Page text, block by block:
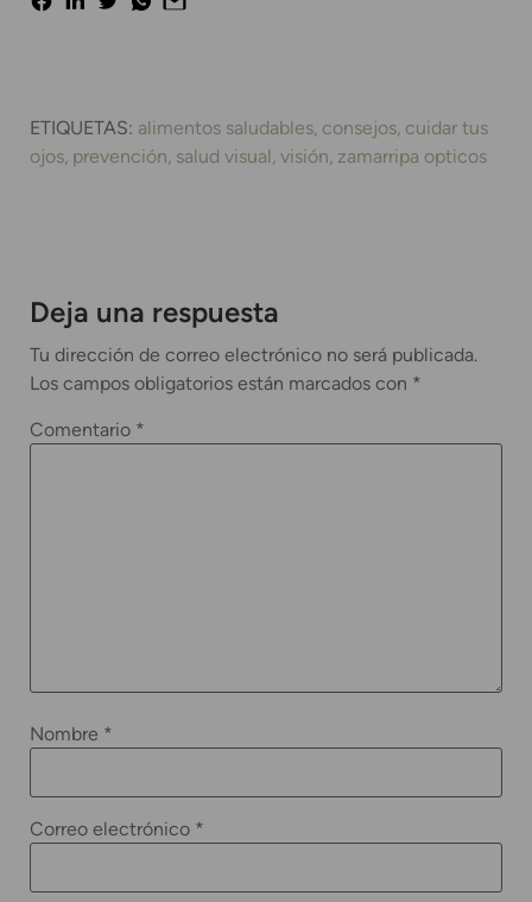
ETIQUETAS: alimentos saludables consejos cuidar tus
ojos prevención salud visual visión zamarripa opticos
Deja una respuesta
Tu dirección de correo electrónico no será publicada.
Los campos obligatorios están marcados con *
Comentario *
Nombre *
Correo electrónico *